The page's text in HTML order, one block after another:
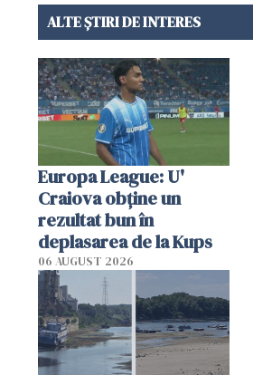
ALTE ȘTIRI DE INTERES
Europa League: U'
Craiova obține un
rezultat bun în
deplasarea de la Kups
06 AUGUST 2026